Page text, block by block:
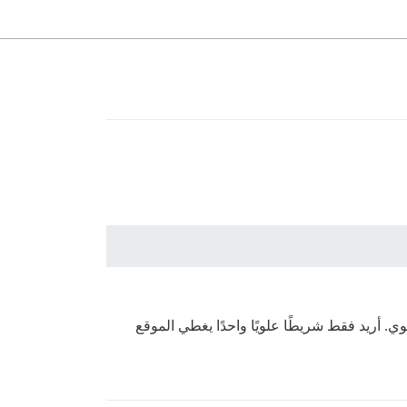
أريد فقط شريطًا علويًا واحدًا يغطي الموقع